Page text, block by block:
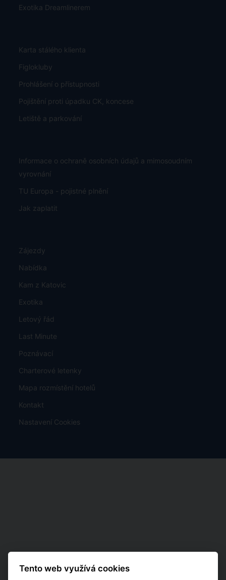
Exotika Dreamlinerem
Karta stálého klienta
Figlokluby
Prohlášení o přístupnosti
Pojištění proti úpadku CK, koncese
Letiště a parkování
Informace o ochraně osobních údajů a mimosoudním
vyrovnání
TU Europa - pojistné plnění
Jak zaplatit
Zájezdy
Nabídka
Kam z Katovic
Exotika
Letový řád
Last Minute
Poznávací
Charterové letenky
Mapa rozmístění hotelů
Kontakt
Nastavení Cookies
Tento web využívá cookies